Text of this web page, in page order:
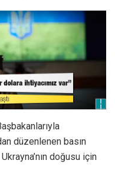
düzenlenen basın
doğusu için